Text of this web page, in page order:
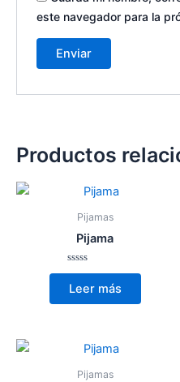
este navegador para la
Productos
Pijamas
Pijama
Valorado
con
0
Leer más
Pijamas